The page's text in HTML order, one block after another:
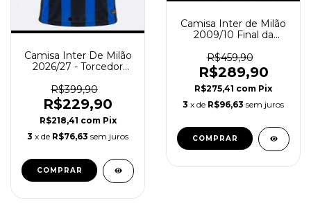
Camisa Inter De Milão
2026/27 - Torcedor
R$399,90
R$229,90
R$218,41 com Pix
3 x de R$76,63 sem juros
COMPRAR
Camisa Inter de Milão
2009/10 Final da
Manga Longa - Retrô
Masculina - Azul Preta
R$459,90
R$289,90
R$275,41 com Pix
3 x de R$96,63 sem juros
COMPRAR